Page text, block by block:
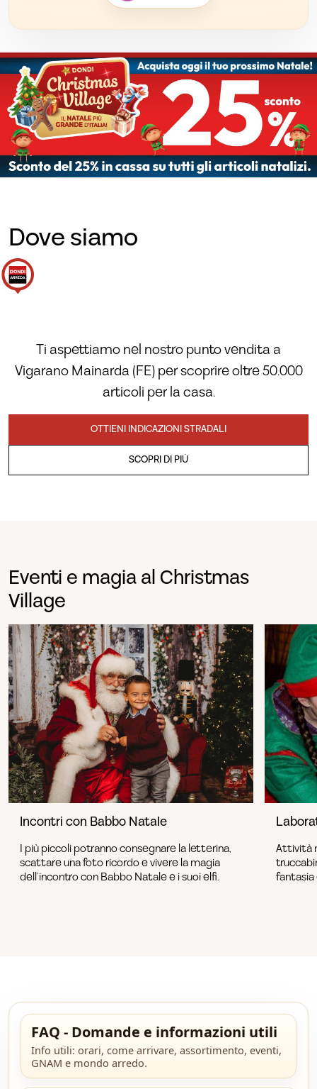
Dove siamo
Ti aspettiamo nel nostro punto vendita a
Vigarano Mainarda (FE) per scoprire oltre 50.000
articoli per la casa.
OTTIENI INDICAZIONI STRADALI
SCOPRI DI PIÙ
Eventi e magia al Christmas
Village
Incontri con Babbo Natale
I più piccoli potranno consegnare la letterina,
scattare una foto ricordo e vivere la magia
dell’incontro con Babbo Natale e i suoi elfi.
Attività
FAQ - Domande e informazioni utili
Info utili: orari, come arrivare, assortimento, eventi,
GNAM e mondo arredo.